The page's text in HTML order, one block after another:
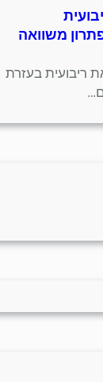
משוואה
ריבועית בעזרת